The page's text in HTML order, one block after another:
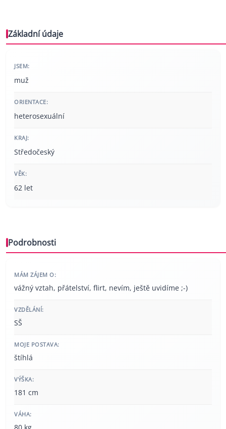
Základní údaje
JSEM:
muž
ORIENTACE:
heterosexuální
KRAJ:
Středočeský
VĚK:
62 let
Podrobnosti
MÁM ZÁJEM O:
vážný vztah, přátelství, flirt, nevím, ještě uvidíme ;-)
VZDĚLÁNÍ:
SŠ
MOJE POSTAVA:
štíhlá
VÝŠKA:
181 cm
VÁHA: